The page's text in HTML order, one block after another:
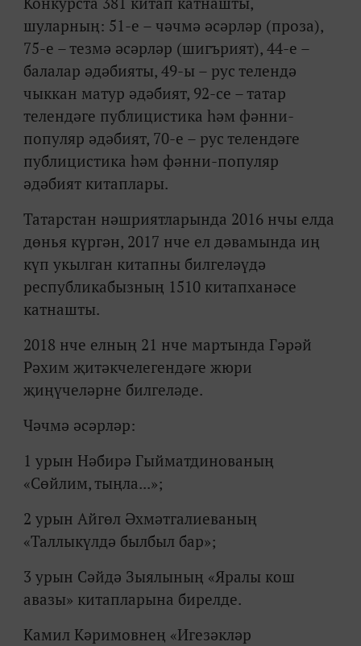
шуларның: 51-е – чәчмә әсәрләр (проза),
75-е – тезмә әсәрләр (шигърият), 44-е –
балалар әдәбияты, 49-ы – рус телендә
чыккан матур әдәбият, 92-се – татар
телендәге публицистика һәм фәнни-
популяр әдәбият, 70-е – рус телендәге
публицистика һәм фәнни-популяр
әдәбият китаплары.
Татарстан нәшриятларында 2016 нчы елда
дөнья күргән, 2017 нче ел дәвамында иң
күп укылган китапны билгеләүдә
республикабызның 1510 китапханәсе
катнашты.
2018 нче елның 21 нче мартында Гәрәй
Рәхим җитәкчелегендәге жюри
җиңүчеләрне билгеләде.
Чәчмә әсәрләр:
1 урын Нәбирә Гыйматдинованың
«Сөйлим, тыңла...»;
2 урын Айгөл Әхмәтгалиеваның
«Таллыкүлдә былбыл бар»;
3 урын Сәйдә Зыялының «Яралы кош
авазы» китапларына бирелде.
Камил Кәримовнең «Игезәкләр